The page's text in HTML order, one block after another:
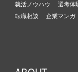
就活ノウハウ 選考体
転職相談
企業マンガ